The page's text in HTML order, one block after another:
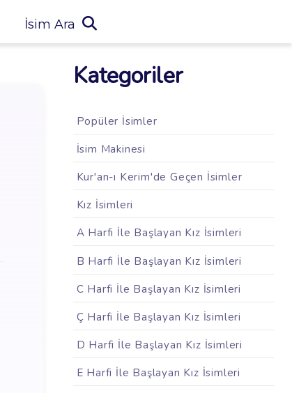
İsim Ara
Kategoriler
Popüler İsimler
İsim Makinesi
Kur'an-ı Kerim'de Geçen İsimler
Kız İsimleri
A Harfi İle Başlayan Kız İsimleri
B Harfi İle Başlayan Kız İsimleri
C Harfi İle Başlayan Kız İsimleri
Ç Harfi İle Başlayan Kız İsimleri
D Harfi İle Başlayan Kız İsimleri
E Harfi İle Başlayan Kız İsimleri